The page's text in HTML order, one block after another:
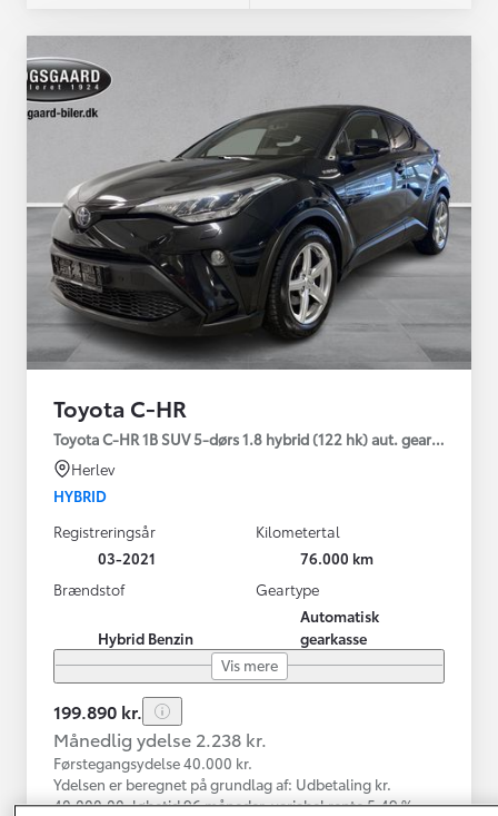
Toyota C-HR
Toyota C-HR 1B SUV 5-dørs 1.8 hybrid (122 hk) aut. gear C-LUB -
Herlev
HYBRID
Registreringsår
03-2021
Kilometertal
76.000 km
Brændstof
Hybrid Benzin
Geartype
Automatisk
gearkasse
Vis mere
199.890 kr.
Månedlig ydelse 2.238 kr.
Førstegangsydelse 40.000 kr.
Ydelsen er beregnet på grundlag af: Udbetaling kr.
40.000,00, løbetid 96 måneder, variabel rente 5,49 %,